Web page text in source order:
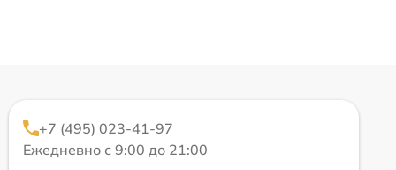
+7 (495) 023-41-97
Ежедневно с 9:00 до 21:00